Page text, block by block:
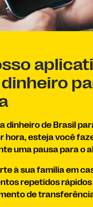
dinheiro de Brasil
hora, esteja você
uma pausa para o
à sua família em
repetidos rápidos
de